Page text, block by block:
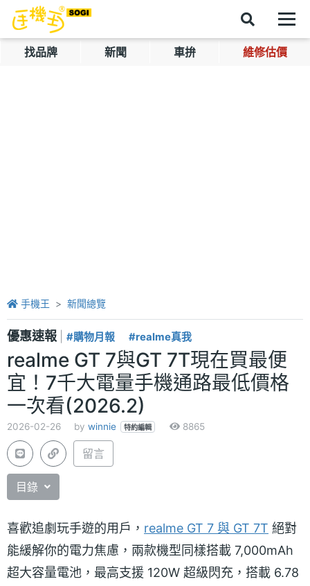
找品牌 新聞 車拚 維修估價
手機王 新聞總覽
優惠速報 #購物月報 #realme真我
realme GT 7與GT 7T現在買最便
宜！7千大電量手機通路最低價格
一次看(2026.2)
2026-02-26 by winnie 特約編輯 8865
留言
目錄
​喜歡追劇玩手遊的用戶， realme GT 7 與 GT 7T 絕對
能緩解你的電力焦慮，兩款機型同樣搭載 7,000mAh
超大容量電池，最高支援 120W 超級閃充，搭載 6.78